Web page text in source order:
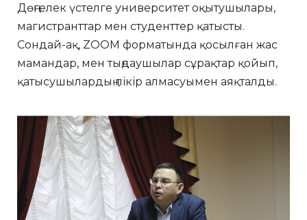
Дөңгелек үстелге университет оқытушылары,
магистранттар мен студенттер қатысты.
Сондай-ақ, ZOOM форматында қосылған жас
мамандар, мен тыңдаушылар сұрақтар қойып,
қатысушылардың пікір алмасуымен аяқталды.